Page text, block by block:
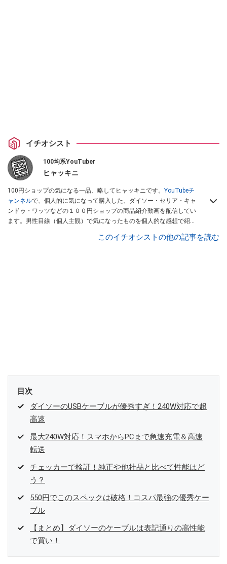
イチオシスト
100均系YouTuber
ヒャッキニ
100円ショップの気になる一品、略してヒャッキニです。 YouTubeチ
ャンネルで、個人的に気になって購入した、ダイソー・セリア・キャ
ンドゥ・ワッツなどの１００円ショップの商品紹介動画を配信してい
ます。男性目線（個人主観）で気になったものを個人的な感想で紹介
このイチオシストの他の記事を読む
目次
ダイソーのUSBケーブルが優秀すぎ！240W対応で超
高速
最大240W対応！スマホからPCまで急速充電＆高速
転送
チェッカーで検証！純正や他社品と比べて性能はど
う？
550円でこのスペックは破格！コスパ最強の優秀ケー
ブル
【まとめ】ダイソーのケーブルは表記通りの高性能
で買い！